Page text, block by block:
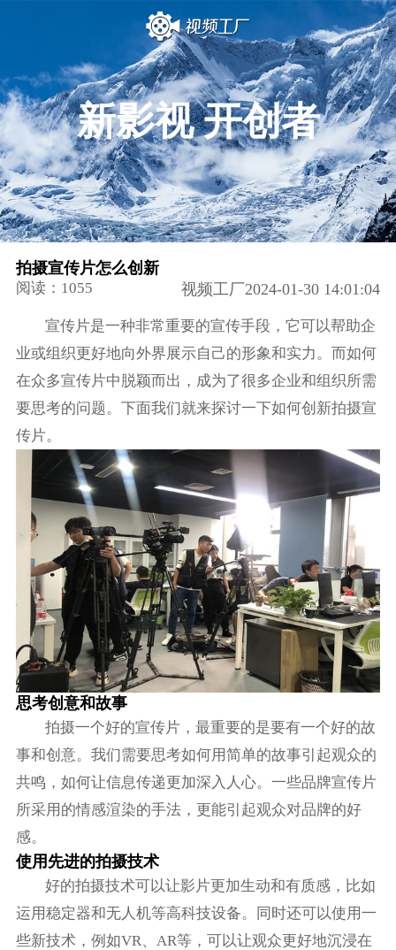
新影视 开创者
拍摄宣传片怎么创新
阅读：1055 视频工厂2024-01-30 14:01:04
宣传片是一种非常重要的宣传手段，它可以帮助企
业或组织更好地向外界展示自己的形象和实力。而如何
在众多宣传片中脱颖而出，成为了很多企业和组织所需
要思考的问题。下面我们就来探讨一下如何创新拍摄宣
传片。
思考创意和故事
拍摄一个好的宣传片，最重要的是要有一个好的故
事和创意。我们需要思考如何用简单的故事引起观众的
共鸣，如何让信息传递更加深入人心。一些品牌宣传片
所采用的情感渲染的手法，更能引起观众对品牌的好
感。
使用先进的拍摄技术
好的拍摄技术可以让影片更加生动和有质感，比如
运用稳定器和无人机等高科技设备。同时还可以使用一
些新技术，例如VR、AR等，可以让观众更好地沉浸在